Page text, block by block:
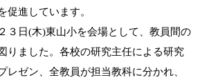
促進しています。
３日(木)東山小を会場として、教員間の
りました。各校の研究主任による研究
レゼン、全教員が担当教科に分かれ、